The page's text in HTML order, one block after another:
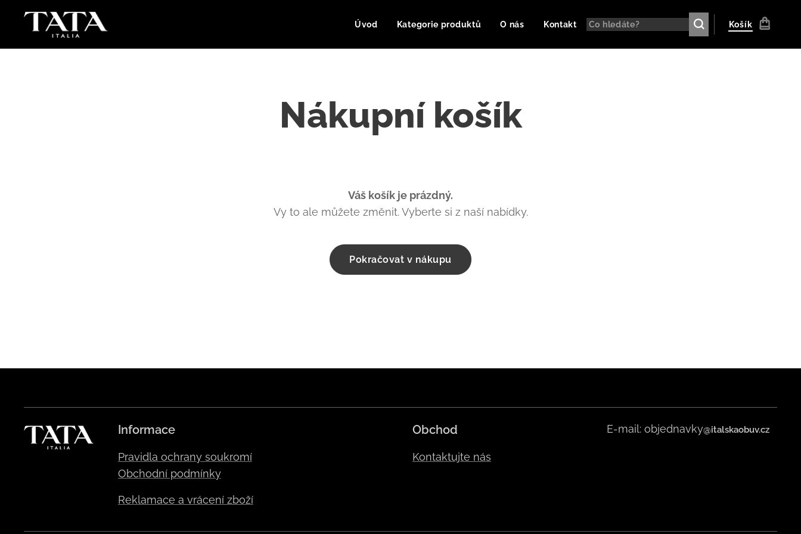
Úvod Kategorie produktů O nás Kontakt Košík
Nákupní košík
Váš košík je prázdný.
Vy to ale můžete změnit. Vyberte si z naší nabídky.
Pokračovat v nákupu
Informace
Pravidla ochrany soukromí
Obchodní podmínky
Reklamace a vrácení zboží
Obchod
Kontaktujte nás
E-mail: objednavky@italskaobuv.cz